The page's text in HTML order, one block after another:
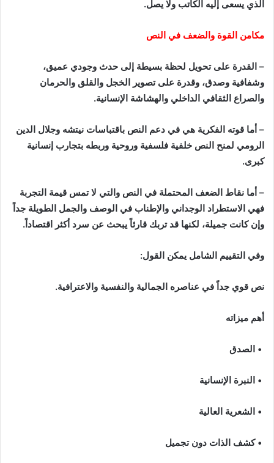
الذي يسعى إليه الكاتب ولا يصل.
مكامن القوة والضعف في النص
– القدرة على تحويل لحظة بسيطة إلى حدث وجودي عميق،
وشفافية وصدق، وقدرة على تصوير الخجل والقلق والحرمان
والصراع الثقافي الداخلي والهشاشة الإنسانية.
– أما قوته الفكرية هي في دعم النص باقتباسات نيتشه وجلال الدين
الرومي لمنح النص خلفية فلسفية وروحية وربطه بتجارب إنسانية
كبرى.
– أما نقاط الضعف المحتملة في النص والتي لا تمس قيمة التجربة
فهي الاستطراد الوجداني والإطناب في الوصف والجمل الطويلة جداً
وإن كانت جميلة، لكنها قد تربك قارئاً يبحث عن سرد أكثر اقتصاداً.
وفي التقييم الشامل يمكن القول:
نص قوي جداً في عناصره الجمالية والنفسية والاعترافية.
أهم ميزاته
• الصدق
• النبرة الإنسانية
• الشعرية العالية
• كشف الذات دون تجميل